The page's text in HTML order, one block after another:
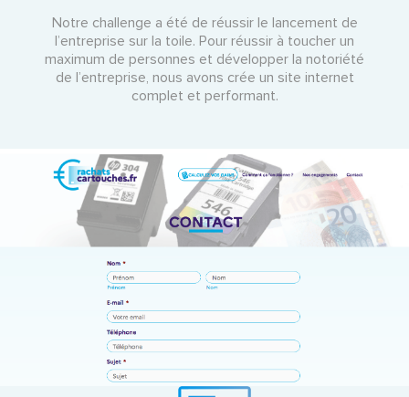
Notre challenge a été de réussir le lancement de
l’entreprise sur la toile. Pour réussir à toucher un
maximum de personnes et développer la notoriété
de l’entreprise, nous avons crée un site internet
complet et performant.